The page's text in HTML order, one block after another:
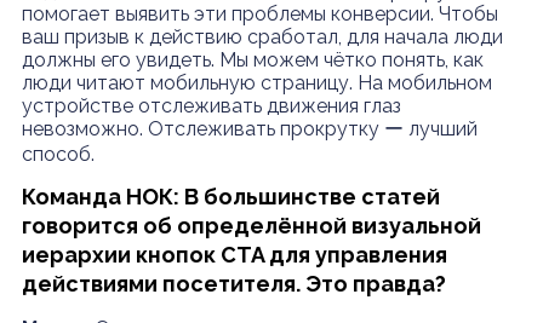
помогает выявить эти проблемы конверсии. Чтобы
ваш призыв к действию сработал, для начала люди
должны его увидеть. Мы можем чётко понять, как
люди читают мобильную страницу. На мобильном
устройстве отслеживать движения глаз
невозможно. Отслеживать прокрутку ー лучший
способ.
Команда НОК: В большинстве статей
говорится об определённой визуальной
иерархии кнопок CTA для управления
действиями посетителя. Это правда?